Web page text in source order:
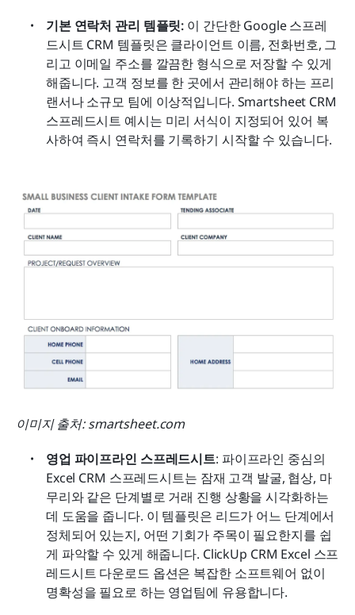
기본 연락처 관리 템플릿: 이 간단한 Google 스프레
드시트 CRM 템플릿은 클라이언트 이름, 전화번호, 그
리고 이메일 주소를 깔끔한 형식으로 저장할 수 있게
해줍니다. 고객 정보를 한 곳에서 관리해야 하는 프리
랜서나 소규모 팀에 이상적입니다. Smartsheet CRM
스프레드시트 예시는 미리 서식이 지정되어 있어 복
사하여 즉시 연락처를 기록하기 시작할 수 있습니다.
이미지 출처: smartsheet.com
영업 파이프라인 스프레드시트: 파이프라인 중심의
Excel CRM 스프레드시트는 잠재 고객 발굴, 협상, 마
무리와 같은 단계별로 거래 진행 상황을 시각화하는
데 도움을 줍니다. 이 템플릿은 리드가 어느 단계에서
정체되어 있는지, 어떤 기회가 주목이 필요한지를 쉽
게 파악할 수 있게 해줍니다. ClickUp CRM Excel 스프
레드시트 다운로드 옵션은 복잡한 소프트웨어 없이
명확성을 필요로 하는 영업팀에 유용합니다.